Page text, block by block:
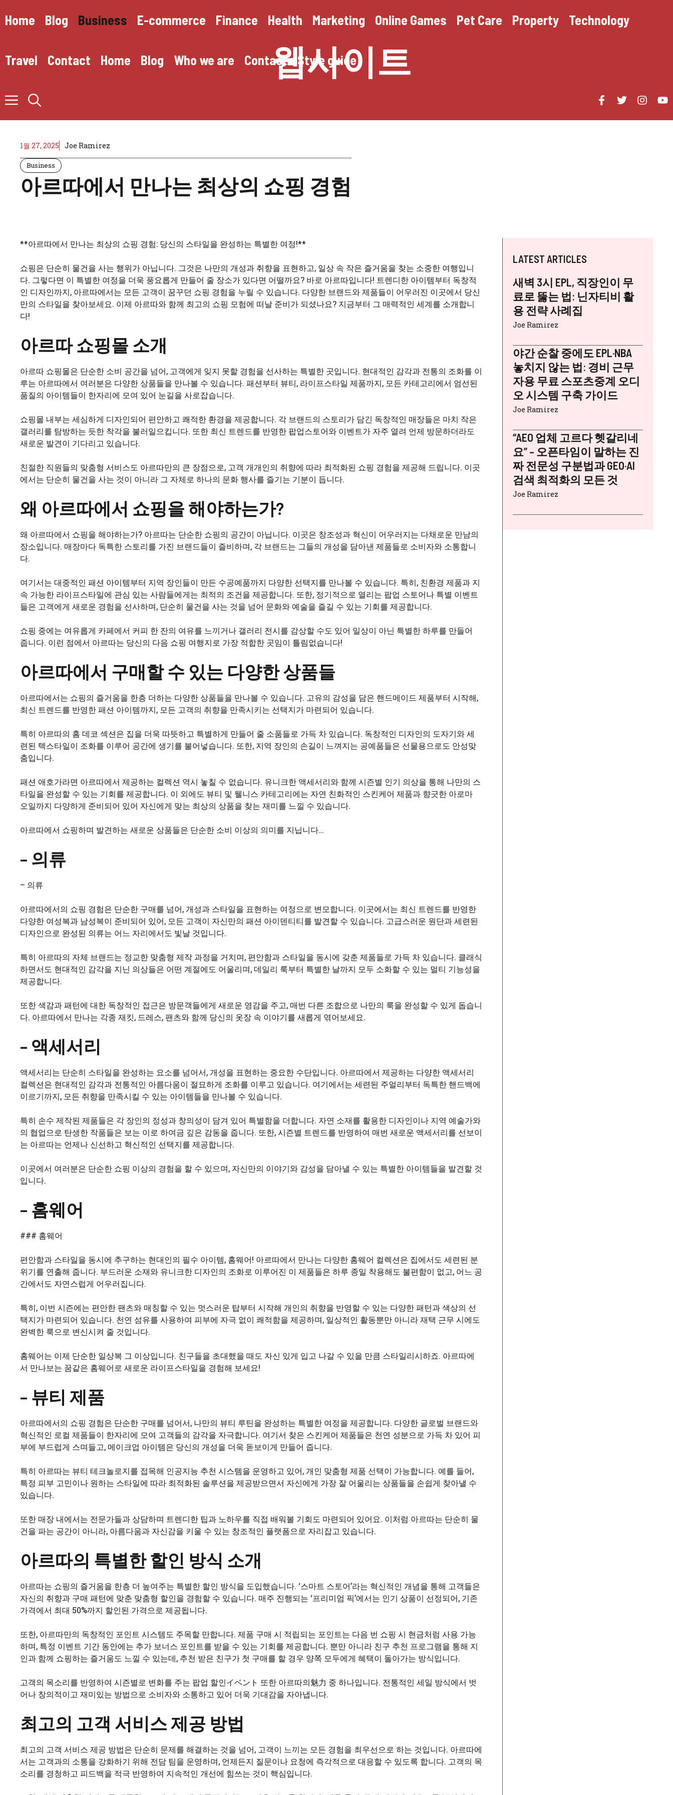
to
웹사이트
Home Blog Business E-commerce Finance Health Marketing Online Games Pet Care Property Technology
Travel Contact Home Blog Who we are Contact Style guide
1월 27, 2025 Joe Ramirez
Business
아르따에서 만나는 최상의 쇼핑 경험
**아르따에서 만나는 최상의 쇼핑 경험: 당신의 스타일을 완성하는 특별한 여정!**
쇼핑은 단순히 물건을 사는 행위가 아닙니다. 그것은 나만의 개성과 취향을 표현하고, 일상 속 작은 즐거움을 찾는 소중한 여행입니
다. 그렇다면 이 특별한 여정을 더욱 풍요롭게 만들어 줄 장소가 있다면 어떨까요? 바로 아르따입니다! 트렌디한 아이템부터 독창적
인 디자인까지, 아르따에서는 모든 고객이 꿈꾸던 쇼핑 경험을 누릴 수 있습니다. 다양한 브랜드와 제품들이 어우러진 이곳에서 당신
만의 스타일을 찾아보세요. 이제 아르따와 함께 최고의 쇼핑 모험에 떠날 준비가 되셨나요? 지금부터 그 매력적인 세계를 소개합니
다!
아르따 쇼핑몰 소개
아르따 쇼핑몰은 단순한 소비 공간을 넘어, 고객에게 잊지 못할 경험을 선사하는 특별한 곳입니다. 현대적인 감각과 전통의 조화를 이
루는 아르따에서 여러분은 다양한 상품들을 만나볼 수 있습니다. 패션부터 뷰티, 라이프스타일 제품까지, 모든 카테고리에서 엄선된
품질의 아이템들이 한자리에 모여 있어 눈길을 사로잡습니다.
쇼핑몰 내부는 세심하게 디자인되어 편안하고 쾌적한 환경을 제공합니다. 각 브랜드의 스토리가 담긴 독창적인 매장들은 마치 작은
갤러리를 탐방하는 듯한 착각을 불러일으킵니다. 또한 최신 트렌드를 반영한 팝업스토어와 이벤트가 자주 열려 언제 방문하더라도
새로운 발견이 기다리고 있습니다.
친절한 직원들의 맞춤형 서비스도 아르따만의 큰 장점으로, 고객 개개인의 취향에 따라 최적화된 쇼핑 경험을 제공해 드립니다. 이곳
에서는 단순히 물건을 사는 것이 아니라 그 자체로 하나의 문화 행사를 즐기는 기분이 듭니다.
왜 아르따에서 쇼핑을 해야하는가?
왜 아르따에서 쇼핑을 해야하는가? 아르따는 단순한 쇼핑의 공간이 아닙니다. 이곳은 창조성과 혁신이 어우러지는 다채로운 만남의
장소입니다. 매장마다 독특한 스토리를 가진 브랜드들이 즐비하며, 각 브랜드는 그들의 개성을 담아낸 제품들로 소비자와 소통합니
다.
여기서는 대중적인 패션 아이템부터 지역 장인들이 만든 수공예품까지 다양한 선택지를 만나볼 수 있습니다. 특히, 친환경 제품과 지
속 가능한 라이프스타일에 관심 있는 사람들에게는 최적의 조건을 제공합니다. 또한, 정기적으로 열리는 팝업 스토어나 특별 이벤트
들은 고객에게 새로운 경험을 선사하며, 단순히 물건을 사는 것을 넘어 문화와 예술을 즐길 수 있는 기회를 제공합니다.
쇼핑 중에는 여유롭게 카페에서 커피 한 잔의 여유를 느끼거나 갤러리 전시를 감상할 수도 있어 일상이 아닌 특별한 하루를 만들어
줍니다. 이런 점에서 아르따는 당신의 다음 쇼핑 여행지로 가장 적합한 곳임이 틀림없습니다!
아르따에서 구매할 수 있는 다양한 상품들
아르따에서는 쇼핑의 즐거움을 한층 더하는 다양한 상품들을 만나볼 수 있습니다. 고유의 감성을 담은 핸드메이드 제품부터 시작해,
최신 트렌드를 반영한 패션 아이템까지, 모든 고객의 취향을 만족시키는 선택지가 마련되어 있습니다.
특히 아르따의 홈 데코 섹션은 집을 더욱 따뜻하고 특별하게 만들어 줄 소품들로 가득 차 있습니다. 독창적인 디자인의 도자기와 세
련된 텍스타일이 조화를 이루어 공간에 생기를 불어넣습니다. 또한, 지역 장인의 손길이 느껴지는 공예품들은 선물용으로도 안성맞
춤입니다.
패션 애호가라면 아르따에서 제공하는 컬렉션 역시 놓칠 수 없습니다. 유니크한 액세서리와 함께 시즌별 인기 의상을 통해 나만의 스
타일을 완성할 수 있는 기회를 제공합니다. 이 외에도 뷰티 및 웰니스 카테고리에는 자연 친화적인 스킨케어 제품과 향긋한 아로마
오일까지 다양하게 준비되어 있어 자신에게 맞는 최상의 상품을 찾는 재미를 느낄 수 있습니다.
아르따에서 쇼핑하며 발견하는 새로운 상품들은 단순한 소비 이상의 의미를 지닙니다…
– 의류
– 의류
아르따에서의 쇼핑 경험은 단순한 구매를 넘어, 개성과 스타일을 표현하는 여정으로 변모합니다. 이곳에서는 최신 트렌드를 반영한
다양한 여성복과 남성복이 준비되어 있어, 모든 고객이 자신만의 패션 아이덴티티를 발견할 수 있습니다. 고급스러운 원단과 세련된
디자인으로 완성된 의류는 어느 자리에서도 빛날 것입니다.
특히 아르따의 자체 브랜드는 정교한 맞춤형 제작 과정을 거치며, 편안함과 스타일을 동시에 갖춘 제품들로 가득 차 있습니다. 클래식
하면서도 현대적인 감각을 지닌 의상들은 어떤 계절에도 어울리며, 데일리 룩부터 특별한 날까지 모두 소화할 수 있는 멀티 기능성을
제공합니다.
또한 색감과 패턴에 대한 독창적인 접근은 방문객들에게 새로운 영감을 주고, 매번 다른 조합으로 나만의 룩을 완성할 수 있게 돕습니
다. 아르따에서 만나는 각종 재킷, 드레스, 팬츠와 함께 당신의 옷장 속 이야기를 새롭게 엮어보세요.
– 액세서리
액세서리는 단순히 스타일을 완성하는 요소를 넘어서, 개성을 표현하는 중요한 수단입니다. 아르따에서 제공하는 다양한 액세서리
컬렉션은 현대적인 감각과 전통적인 아름다움이 절묘하게 조화를 이루고 있습니다. 여기에서는 세련된 주얼리부터 독특한 핸드백에
이르기까지, 모든 취향을 만족시킬 수 있는 아이템들을 만나볼 수 있습니다.
특히 손수 제작된 제품들은 각 장인의 정성과 창의성이 담겨 있어 특별함을 더합니다. 자연 소재를 활용한 디자인이나 지역 예술가와
의 협업으로 탄생한 작품들은 보는 이로 하여금 깊은 감동을 줍니다. 또한, 시즌별 트렌드를 반영하여 매번 새로운 액세서리를 선보이
는 아르따는 언제나 신선하고 혁신적인 선택지를 제공합니다.
이곳에서 여러분은 단순한 쇼핑 이상의 경험을 할 수 있으며, 자신만의 이야기와 감성을 담아낼 수 있는 특별한 아이템들을 발견할 것
입니다.
– 홈웨어
### 홈웨어
편안함과 스타일을 동시에 추구하는 현대인의 필수 아이템, 홈웨어! 아르따에서 만나는 다양한 홈웨어 컬렉션은 집에서도 세련된 분
위기를 연출해 줍니다. 부드러운 소재와 유니크한 디자인의 조화로 이루어진 이 제품들은 하루 종일 착용해도 불편함이 없고, 어느 공
간에서도 자연스럽게 어우러집니다.
특히, 이번 시즌에는 편안한 팬츠와 매칭할 수 있는 멋스러운 탑부터 시작해 개인의 취향을 반영할 수 있는 다양한 패턴과 색상의 선
택지가 마련되어 있습니다. 천연 섬유를 사용하여 피부에 자극 없이 쾌적함을 제공하며, 일상적인 활동뿐만 아니라 재택 근무 시에도
완벽한 룩으로 변신시켜 줄 것입니다.
홈웨어는 이제 단순한 일상복 그 이상입니다. 친구들을 초대했을 때도 자신 있게 입고 나갈 수 있을 만큼 스타일리시하죠. 아르따에
서 만나보는 꿈같은 홈웨어로 새로운 라이프스타일을 경험해 보세요!
– 뷰티 제품
아르따에서의 쇼핑 경험은 단순한 구매를 넘어서, 나만의 뷰티 루틴을 완성하는 특별한 여정을 제공합니다. 다양한 글로벌 브랜드와
혁신적인 로컬 제품들이 한자리에 모여 고객들의 감각을 자극합니다. 여기서 찾은 스킨케어 제품들은 천연 성분으로 가득 차 있어 피
부에 부드럽게 스며들고, 메이크업 아이템은 당신의 개성을 더욱 돋보이게 만들어 줍니다.
특히 아르따는 뷰티 테크놀로지를 접목해 인공지능 추천 시스템을 운영하고 있어, 개인 맞춤형 제품 선택이 가능합니다. 예를 들어,
특정 피부 고민이나 원하는 스타일에 따라 최적화된 솔루션을 제공받으면서 자신에게 가장 잘 어울리는 상품들을 손쉽게 찾아낼 수
있습니다.
또한 매장 내에서는 전문가들과 상담하며 트렌디한 팁과 노하우를 직접 배워볼 기회도 마련되어 있어요. 이처럼 아르따는 단순히 물
건을 파는 공간이 아니라, 아름다움과 자신감을 키울 수 있는 창조적인 플랫폼으로 자리잡고 있습니다.
아르따의 특별한 할인 방식 소개
아르따는 쇼핑의 즐거움을 한층 더 높여주는 특별한 할인 방식을 도입했습니다. ‘스마트 스토어’라는 혁신적인 개념을 통해 고객들은
자신의 취향과 구매 패턴에 맞춘 맞춤형 할인을 경험할 수 있습니다. 매주 진행되는 ‘프리미엄 픽’에서는 인기 상품이 선정되어, 기존
가격에서 최대 50%까지 할인된 가격으로 제공됩니다.
또한, 아르따만의 독창적인 포인트 시스템도 주목할 만합니다. 제품 구매 시 적립되는 포인트는 다음 번 쇼핑 시 현금처럼 사용 가능
하며, 특정 이벤트 기간 동안에는 추가 보너스 포인트를 받을 수 있는 기회를 제공합니다. 뿐만 아니라 친구 추천 프로그램을 통해 지
인과 함께 쇼핑하는 즐거움도 느낄 수 있는데, 추천 받은 친구가 첫 구매를 할 경우 양쪽 모두에게 혜택이 돌아가는 방식입니다.
고객의 목소리를 반영하여 시즌별로 변화를 주는 팝업 할인イベント 또한 아르따의魅力 중 하나입니다. 전통적인 세일 방식에서 벗
어나 창의적이고 재미있는 방법으로 소비자와 소통하고 있어 더욱 기대감을 자아냅니다.
최고의 고객 서비스 제공 방법
최고의 고객 서비스 제공 방법은 단순히 문제를 해결하는 것을 넘어, 고객이 느끼는 모든 경험을 최우선으로 하는 것입니다. 아르따에
서는 고객과의 소통을 강화하기 위해 전담 팀을 운영하며, 언제든지 질문이나 요청에 즉각적으로 대응할 수 있도록 합니다. 고객의 목
소리를 경청하고 피드백을 적극 반영하여 지속적인 개선에 힘쓰는 것이 핵심입니다.
LATEST ARTICLES
새벽 3시 EPL, 직장인이 무
료로 뚫는 법: 닌자티비 활
용 전략 사례집
Joe Ramirez
야간 순찰 중에도 EPL·NBA
놓치지 않는 법: 경비 근무
자용 무료 스포츠중계 오디
오 시스템 구축 가이드
Joe Ramirez
“AEO 업체 고르다 헷갈리네
요” – 오픈타임이 말하는 진
짜 전문성 구분법과 GEO·AI
검색 최적화의 모든 것
Joe Ramirez